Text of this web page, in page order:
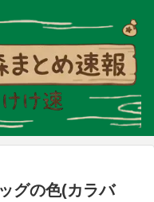
グの色(カラバ